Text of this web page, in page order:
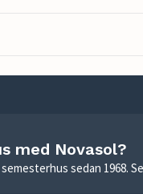
med Novasol?
sedan 1968.